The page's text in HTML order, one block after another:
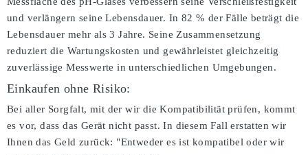
und verlängern seine Lebensdauer. In 82 % der Fälle beträgt die
Lebensdauer mehr als 3 Jahre. Seine Zusammensetzung
reduziert die Wartungskosten und gewährleistet gleichzeitig
zuverlässige Messwerte in unterschiedlichen Umgebungen.
Einkaufen ohne Risiko:
Bei aller Sorgfalt, mit der wir die Kompatibilität prüfen, kommt
es vor, dass das Gerät nicht passt. In diesem Fall erstatten wir
Ihnen das Geld zurück: "Entweder es ist kompatibel oder wir